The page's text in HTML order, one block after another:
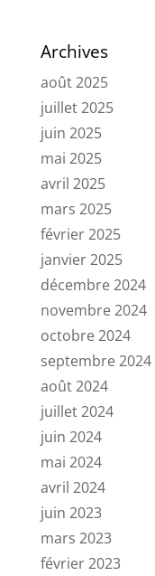
Archives
août 2025
juillet 2025
juin 2025
mai 2025
avril 2025
mars 2025
février 2025
janvier 2025
décembre 2024
novembre 2024
octobre 2024
septembre 2024
août 2024
juillet 2024
juin 2024
mai 2024
avril 2024
juin 2023
mars 2023
février 2023